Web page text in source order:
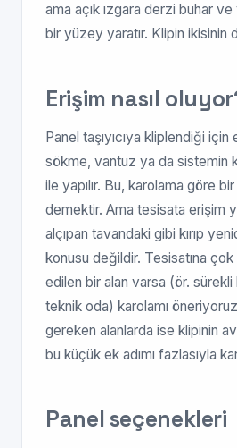
ama açık ızgara derzi buhar
bir yüzey yaratır. Klipin ikisinin
Erişim nasıl
Panel taşıyıcıya kliplendiği için
sökme, vantuz ya da sistemin
ile yapılır. Bu, karolama göre
demektir. Ama tesisata erişim
alçıpan tavandaki gibi kırıp
konusu değildir. Tesisatına çok
edilen bir alan varsa (ör.
teknik oda) karolamı
gereken alanlarda ise klipinin
bu küçük ek adımı fazlasıyla
Panel seçenekleri